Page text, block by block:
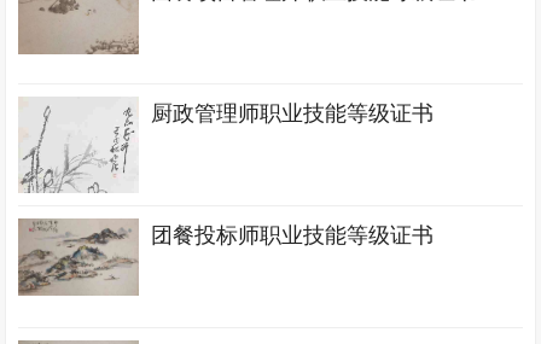
厨政管理师职业技能等级证书
团餐投标师职业技能等级证书